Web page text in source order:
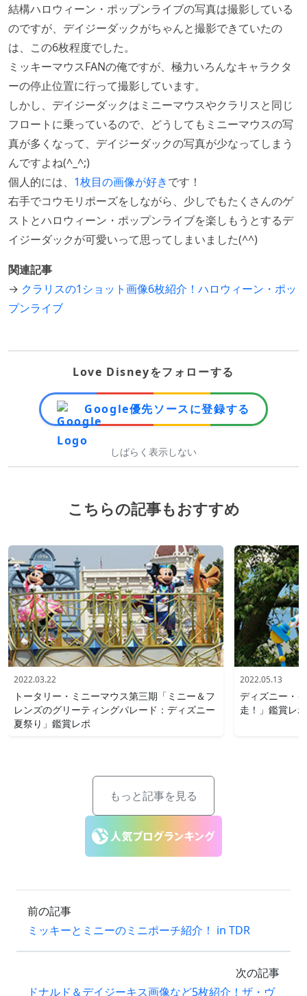
結構ハロウィーン・ポップンライブの写真は撮影している
のですが、デイジーダックがちゃんと撮影できていたの
は、この6枚程度でした。
ミッキーマウスFANの俺ですが、極力いろんなキャラクタ
ーの停止位置に行って撮影しています。
しかし、デイジーダックはミニーマウスやクラリスと同じ
フロートに乗っているので、どうしてもミニーマウスの写
真が多くなって、デイジーダックの写真が少なってしまう
んですよね(^_^;)
個人的には、 1枚目の画像が好きです！
右手でコウモリポーズをしながら、少しでもたくさんのゲ
ストとハロウィーン・ポップンライブを楽しもうとするデ
イジーダックが可愛いって思ってしまいました(^^)
関連記事
→ クラリスの1ショット画像6枚紹介！ハロウィーン・ポッ
プンライブ
Love Disneyをフォローする
Google優先ソースに登録する
しばらく表示しない
こちらの記事もおすすめ
2022.03.22
トータリー・ミニーマウス第三期「ミニー＆フ
レンズのグリーティングパレード：ディズニー
夏祭り」鑑賞レポ
2022.05.13
ディズニー・
走！」鑑賞レ
もっと記事を見る
前の記事
ミッキーとミニーのミニポーチ紹介！ in TDR
次の記事
ドナルド＆デイジーキス画像など5枚紹介！ザ・ヴ